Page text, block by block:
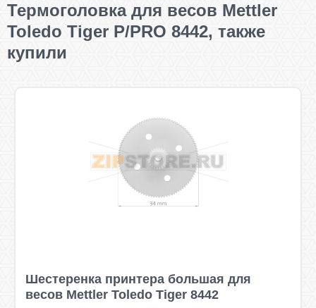
Термоголовка для весов Mettler
Toledo Tiger P/PRO 8442, также
купили
Шестеренка принтера большая для
весов Mettler Toledo Tiger 8442